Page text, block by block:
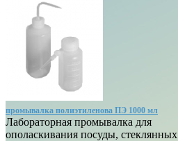
промывалка полиэтиленова ПЭ 1000 мл
Лабораторная промывалка для
ополаскивания посуды, стеклянных